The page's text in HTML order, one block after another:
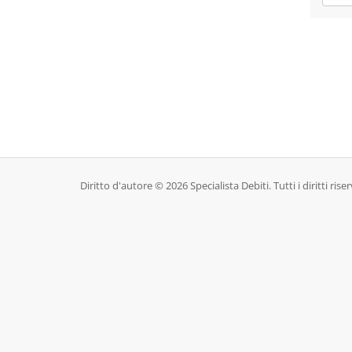
Diritto d'autore © 2026 Specialista Debiti. Tutti i diritti